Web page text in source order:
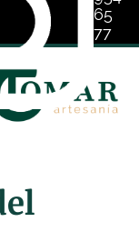
65
77
01